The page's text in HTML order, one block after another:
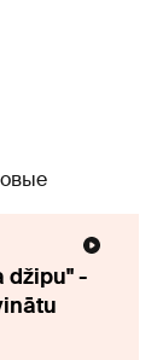
džipu" -